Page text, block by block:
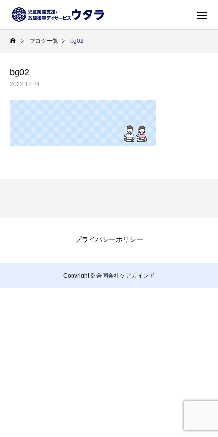
ブログ一覧 bg02
bg02
2022.12.24
プライバシーポリシー
Copyright © 合同会社ケアカインド
ページトップへ戻る